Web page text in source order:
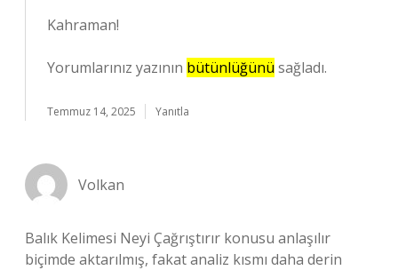
Kahraman!
Yorumlarınız yazının bütünlüğünü sağladı.
Temmuz 14, 2025 Yanıtla
Volkan
Balık Kelimesi Neyi Çağrıştırır konusu anlaşılır
biçimde aktarılmış, fakat analiz kısmı daha derin